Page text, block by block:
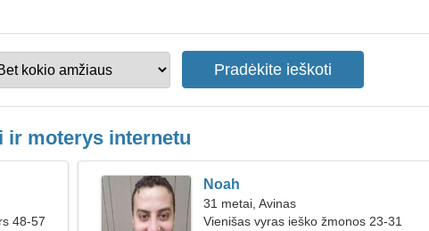
ir moterys internetu
48-57
Noah
31 metai, Avinas
Vienišas vyras ieško žmonos 23-31